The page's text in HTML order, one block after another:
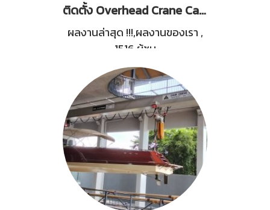
ติดตั้ง Overhead Crane Capacity 5 Tons
ผลงานล่าสุด !!!,ผลงานของเรา ,
1516 ผู้ชม